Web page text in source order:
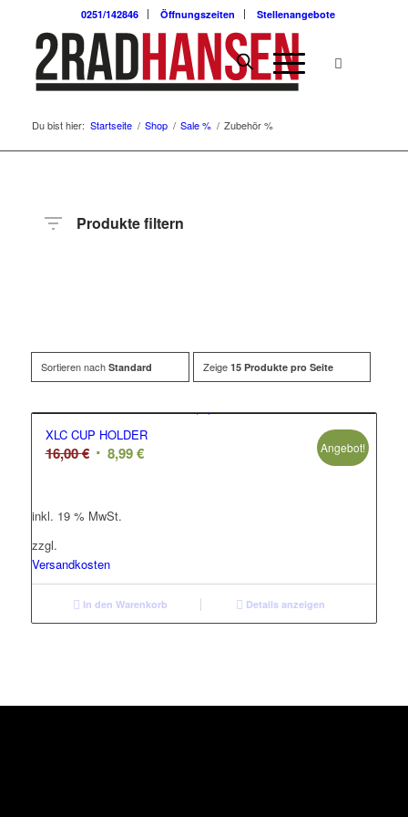
0251/142846 Öffnungszeiten Stellenangebote
Du bist hier: Startseite / Shop / Sale % / Zubehör %
Produkte filtern
Sortieren nach Standard Zeige 15 Produkte pro Seite
XLC CUP HOLDER
16,00€ Ursprünglicher
16,00 €
8,99€Aktueller
Angebot!
inkl. 19 % MwSt.
zzgl.
Versandkosten
In den Warenkorb Details anzeigen